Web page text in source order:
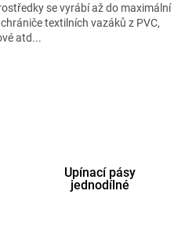
se vyrábí až do maximální
textilních vazáků z PVC,
atd...
Upínací pásy
jednodílné